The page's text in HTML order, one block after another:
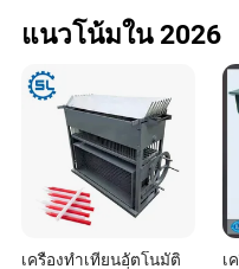
ในอุตสาหกรรมเครื่องจั
มุ่งเน้นไปที่การประเมินว่
เข้ากับอุปกรณ์และกระบ
ร์ให้ข้อมูลเชิงลึกที่มีคุณค่
การปรับปรุงการดำเนิ
มากขึ้น
แนวโน้มใน 2026
เครื่องทำเทียนอัตโนมัติ
เ